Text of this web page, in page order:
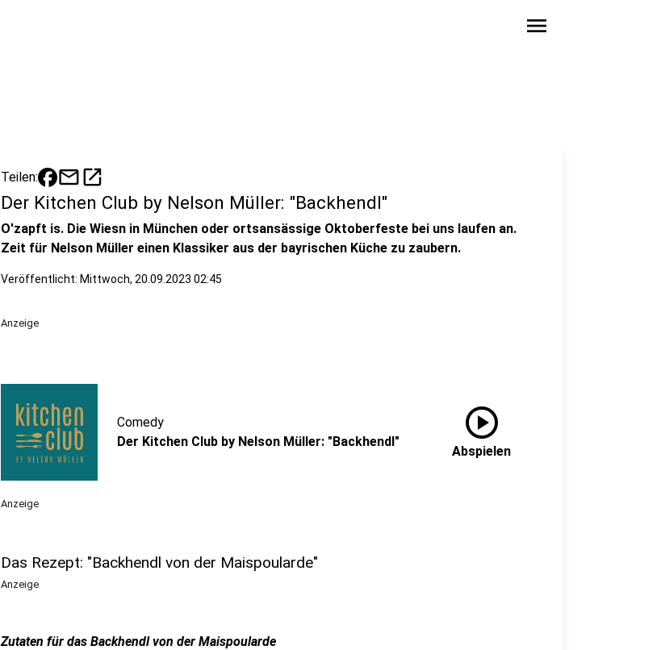
menu
Teilen: mailopen_in_new
Der Kitchen Club by Nelson Müller: "Backhendl"
O'zapft is. Die Wiesn in München oder ortsansässige Oktoberfeste bei uns laufen an.
Zeit für Nelson Müller einen Klassiker aus der bayrischen Küche zu zaubern.
Veröffentlicht: Mittwoch, 20.09.2023 02:45
Anzeige
Comedy
Der Kitchen Club by Nelson Müller: "Backhendl"
play_circle
Abspielen
Anzeige
Das Rezept: "Backhendl von der Maispoularde"
Anzeige
Zutaten für das Backhendl von der Maispoularde